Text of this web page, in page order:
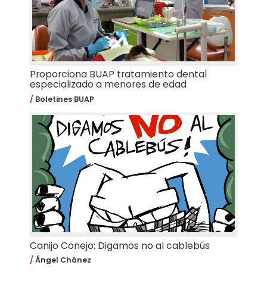
Proporciona BUAP tratamiento dental
especializado a menores de edad
Boletines BUAP
Canijo Conejo: Digamos no al cablebús
Ángel Chánez